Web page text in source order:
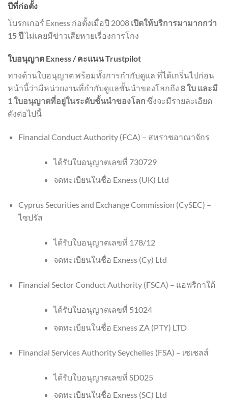
ปีที่ก่อตั้ง
โบรกเกอร์ Exness ก่อตั้งเมื่อปี 2008 เปิดให้บริการมามากกว่า
15 ปีไม่เคยมีข่าวเสียหายเรื่องการโกง
ใบอนุญาต Exness / คะแนน Trustpilot
ทางด้านใบอนุญาต พร้อมทั้งการกำกับดูแล ที่ได้เกริ่นไปก่อน
หน้านี้ว่ามีหน่วยงานที่กำกับดูแลชั้นนำของโลกถึง 8 ใบ และมี
1 ใบอนุญาตที่อยู่ในระดับชั้นนำของโลก ซึ่งจะมีรายละเอียด
ดังต่อไปนี้
Financial Conduct Authority (FCA) – สหราชอาณาจักร
ได้รับใบอนุญาตเลขที่ 730729
จดทะเบียนในชื่อ Exness (UK) Ltd
Cyprus Securities and Exchange Commission (CySEC) –
ไซปรัส
ได้รับใบอนุญาตเลขที่ 178/12
จดทะเบียนในชื่อ Exness (Cy) Ltd
Financial Sector Conduct Authority (FSCA) – แอฟริกาใต้
ได้รับใบอนุญาตเลขที่ 51024
จดทะเบียนในชื่อ Exness ZA (PTY) LTD
Financial Services Authority Seychelles (FSA) – เซเชลส์
ได้รับใบอนุญาตเลขที่ SD025
จดทะเบียนในชื่อ Exness (SC) Ltd